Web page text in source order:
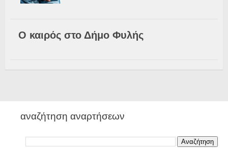
Ο καιρός στο Δήμο Φυλής
αναζήτηση αναρτήσεων